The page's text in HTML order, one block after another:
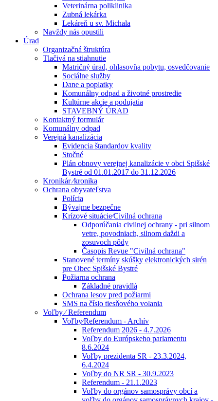
Veterinárna poliklinika
Zubná lekárka
Lekáreň u sv. Michala
Navždy nás opustili
Úrad
Organizačná štruktúra
Tlačivá na stiahnutie
Matričný úrad, ohlasovňa pobytu, osvedčovanie
Sociálne služby
Dane a poplatky
Komunálny odpad a životné prostredie
Kultúrne akcie a podujatia
STAVEBNÝ ÚRAD
Kontaktný formulár
Komunálny odpad
Verejná kanalizácia
Evidencia štandardov kvality
Stočné
Plán obnovy verejnej kanalizácie v obci Spišské
Bystré od 01.01.2017 do 31.12.2026
Kronikár ⁄kronika
Ochrana obyvateľstva
Polícia
Bývajme bezpečne
Krízové situácie⁄Civilná ochrana
Odporúčania civilnej ochrany - pri silnom
vetre, povodniach, silnom daždi a
zosuvoch pôdy
Časopis Revue "Civilná ochrana"
Stanovené termíny skúšky elektronických sirén
pre Obec Spišské Bystré
Požiarna ochrana
Základné pravidlá
Ochrana lesov pred požiarmi
SMS na číslo tiesňového volania
Voľby ⁄ Referendum
Voľby⁄Referendum - Archív
Referendum 2026 - 4.7.2026
Voľby do Európskeho parlamentu
8.6.2024
Voľby prezidenta SR - 23.3.2024,
6.4.2024
Voľby do NR SR - 30.9.2023
Referendum - 21.1.2023
Voľby do orgánov samosprávy obcí a